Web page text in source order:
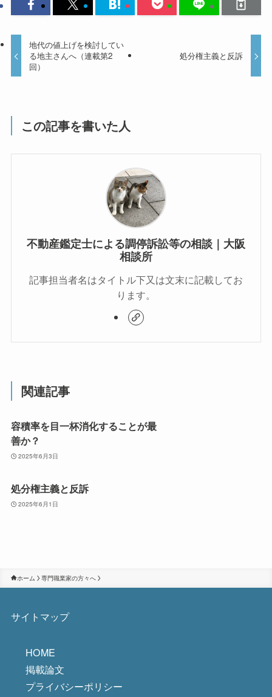
地代の値上げを検討してい
る地主さんへ（連載第2
回）
処分権主義と反訴
この記事を書いた人
不動産鑑定士による調停訴訟等の相談｜大阪
相談所
記事担当者名はタイトル下又は文末に記載してお
ります。
関連記事
容積率を目一杯消化することが最
善か？
2025年6月3日
処分権主義と反訴
2025年6月1日
ホーム 専門職業家の方々へ
サイトマップ
HOME
掲載論文
プライバシーポリシー